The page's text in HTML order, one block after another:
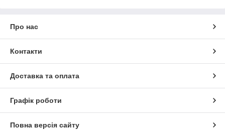
Про нас
Контакти
Доставка та оплата
Графік роботи
Повна версія сайту